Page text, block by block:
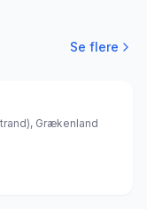
Se flere
Grækenland